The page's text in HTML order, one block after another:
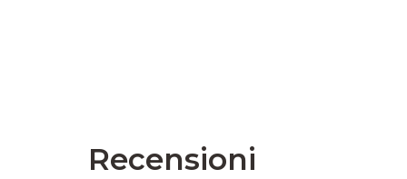
Recensioni